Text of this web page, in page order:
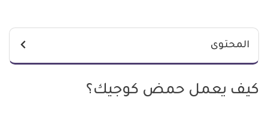
المحتوى
كيف يعمل حمض كوجيك؟